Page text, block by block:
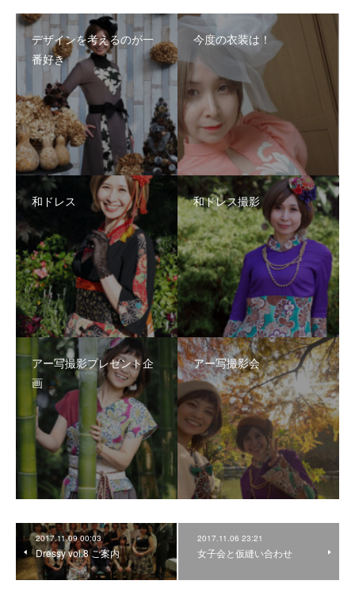
デザインを考えるのが一
番好き
今度の衣装は！
和ドレス 和ドレス撮影
アー写撮影プレゼント企
画
アー写撮影会
2017.11.09 00:03
Dressy vol.8 ご案内
2017.11.06 23:21
女子会と仮縫い合わせ